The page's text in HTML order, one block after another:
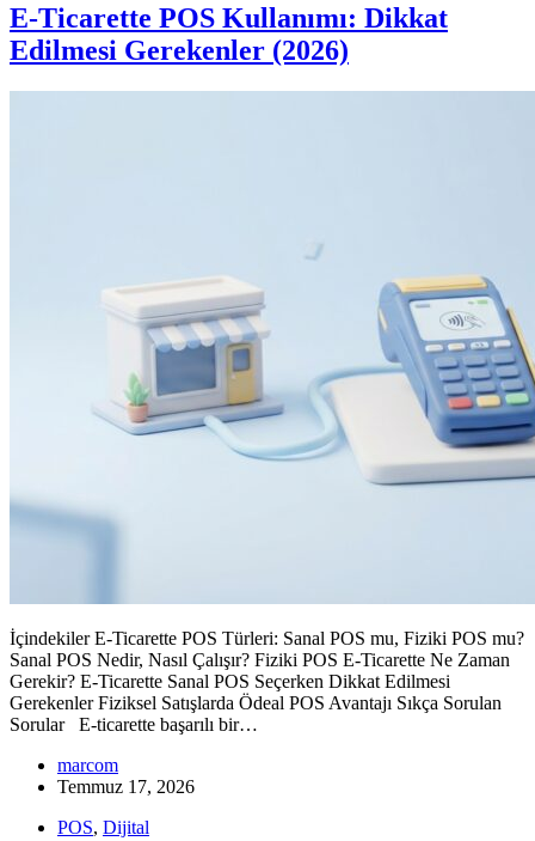
E-Ticarette POS Kullanımı: Dikkat
Edilmesi Gerekenler (2026)
İçindekiler E-Ticarette POS Türleri: Sanal POS mu, Fiziki POS mu?
Sanal POS Nedir, Nasıl Çalışır? Fiziki POS E-Ticarette Ne Zaman
Gerekir? E-Ticarette Sanal POS Seçerken Dikkat Edilmesi
Gerekenler Fiziksel Satışlarda Ödeal POS Avantajı Sıkça Sorulan
Sorular E-ticarette başarılı bir…
marcom
Temmuz 17, 2026
POS, Dijital